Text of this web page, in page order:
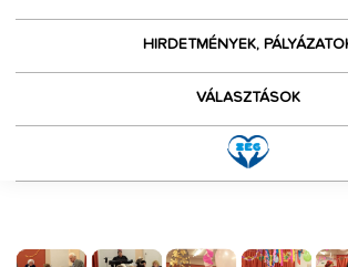
HIRDETMÉNYEK,
VÁLASZTÁSOK